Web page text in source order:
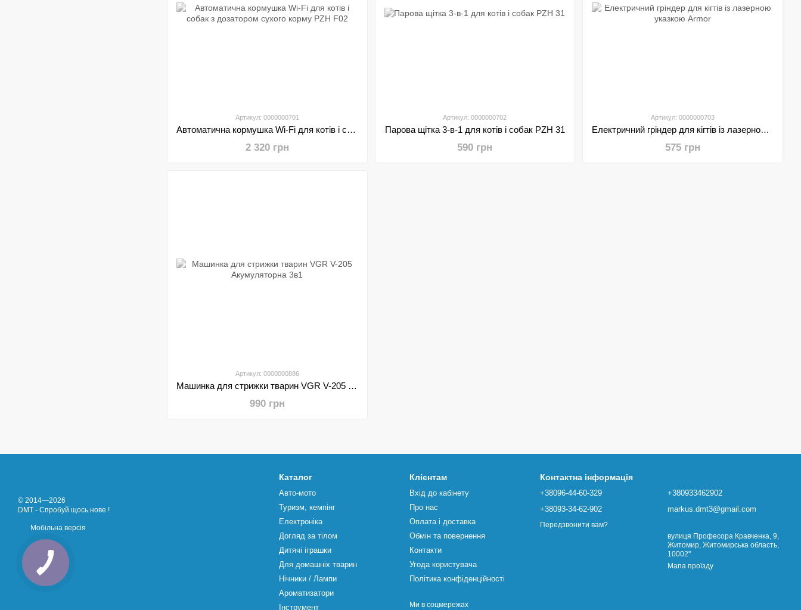
Артикул: 0000000701
Автоматична кормушка Wi-Fi для котів і собак з дозатором сухого корму PZH F02
2 320 грн
Артикул: 0000000702
Парова щітка 3-в-1 для котів і собак PZH 31
590 грн
Артикул: 0000000703
Електричний гріндер для кігтів із лазерною указкою Armor
575 грн
Артикул: 0000000886
Машинка для стрижки тварин VGR V-205 Акумуляторна 3в1
990 грн
© 2014—2026
DMT - Спробуй щось нове !
Мобільна версія
Каталог
Авто-мото
Туризм, кемпінг
Електроніка
Догляд за тілом
Дитячі іграшки
Для домашніх тварин
Нічники / Лампи
Ароматизатори
Інструмент
Клієнтам
Вхід до кабінету
Про нас
Оплата і доставка
Обмін та повернення
Контакти
Угода користувача
Політика конфіденційності
Ми в соцмережах
Контактна інформація
+38096-44-60-329
+38093-34-62-902
Передзвонити вам?
+380933462902
markus.dmt3@gmail.com
вулиця Професора Кравченка, 9,
Житомир, Житомирська область,
10002"
Мапа проїзду